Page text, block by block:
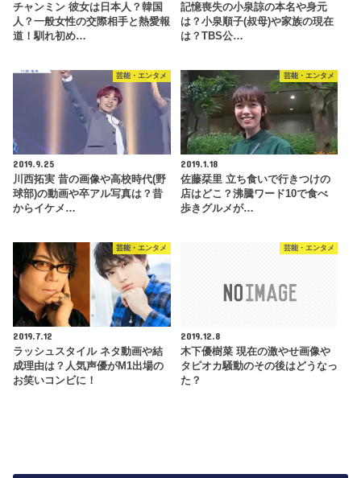
チャンミン 彼女は日本人？韓国
人？一般女性の交際相手と熱愛報
道！馴れ初め…
記憶喪失の小泉諒の本名や身元
は？小泉順子(叔母)や家族の現在
は？TBS公…
芸能・エンタメ
2019.9.25
川西拓実 昔の画像や高校時代(野
球部)の動画や卒アル写真は？昔
からイケメ…
芸能・エンタメ
2019.1.18
佐藤栞里 立ち食いで行きつけの
店はどこ？沸騰ワード10で食べ
歩きグルメが…
芸能・エンタメ
2019.7.12
ラッシュスタイル ネタ動画や結
成理由は？人気声優がM1出場の
お笑いコンビに！
芸能・エンタメ
2019.12.8
木下優樹菜 現在の激やせ画像や
タピオカ騒動のその後はどうなっ
た？